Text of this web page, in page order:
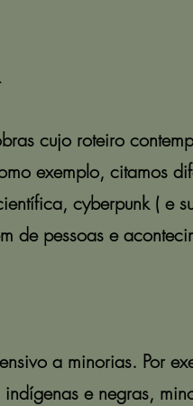
cujo roteiro
exemplo, citamos
cyberpunk ( e
de pessoas e
a minorias. Por
e negras,